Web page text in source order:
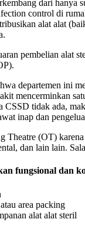
dari
control di
alat alat
pembelian alat
departemen ini
mencerminkan
tidak ada,
inap dan
(OT)
dan lain lain.
fungsional dan
area packing
alat alat steril